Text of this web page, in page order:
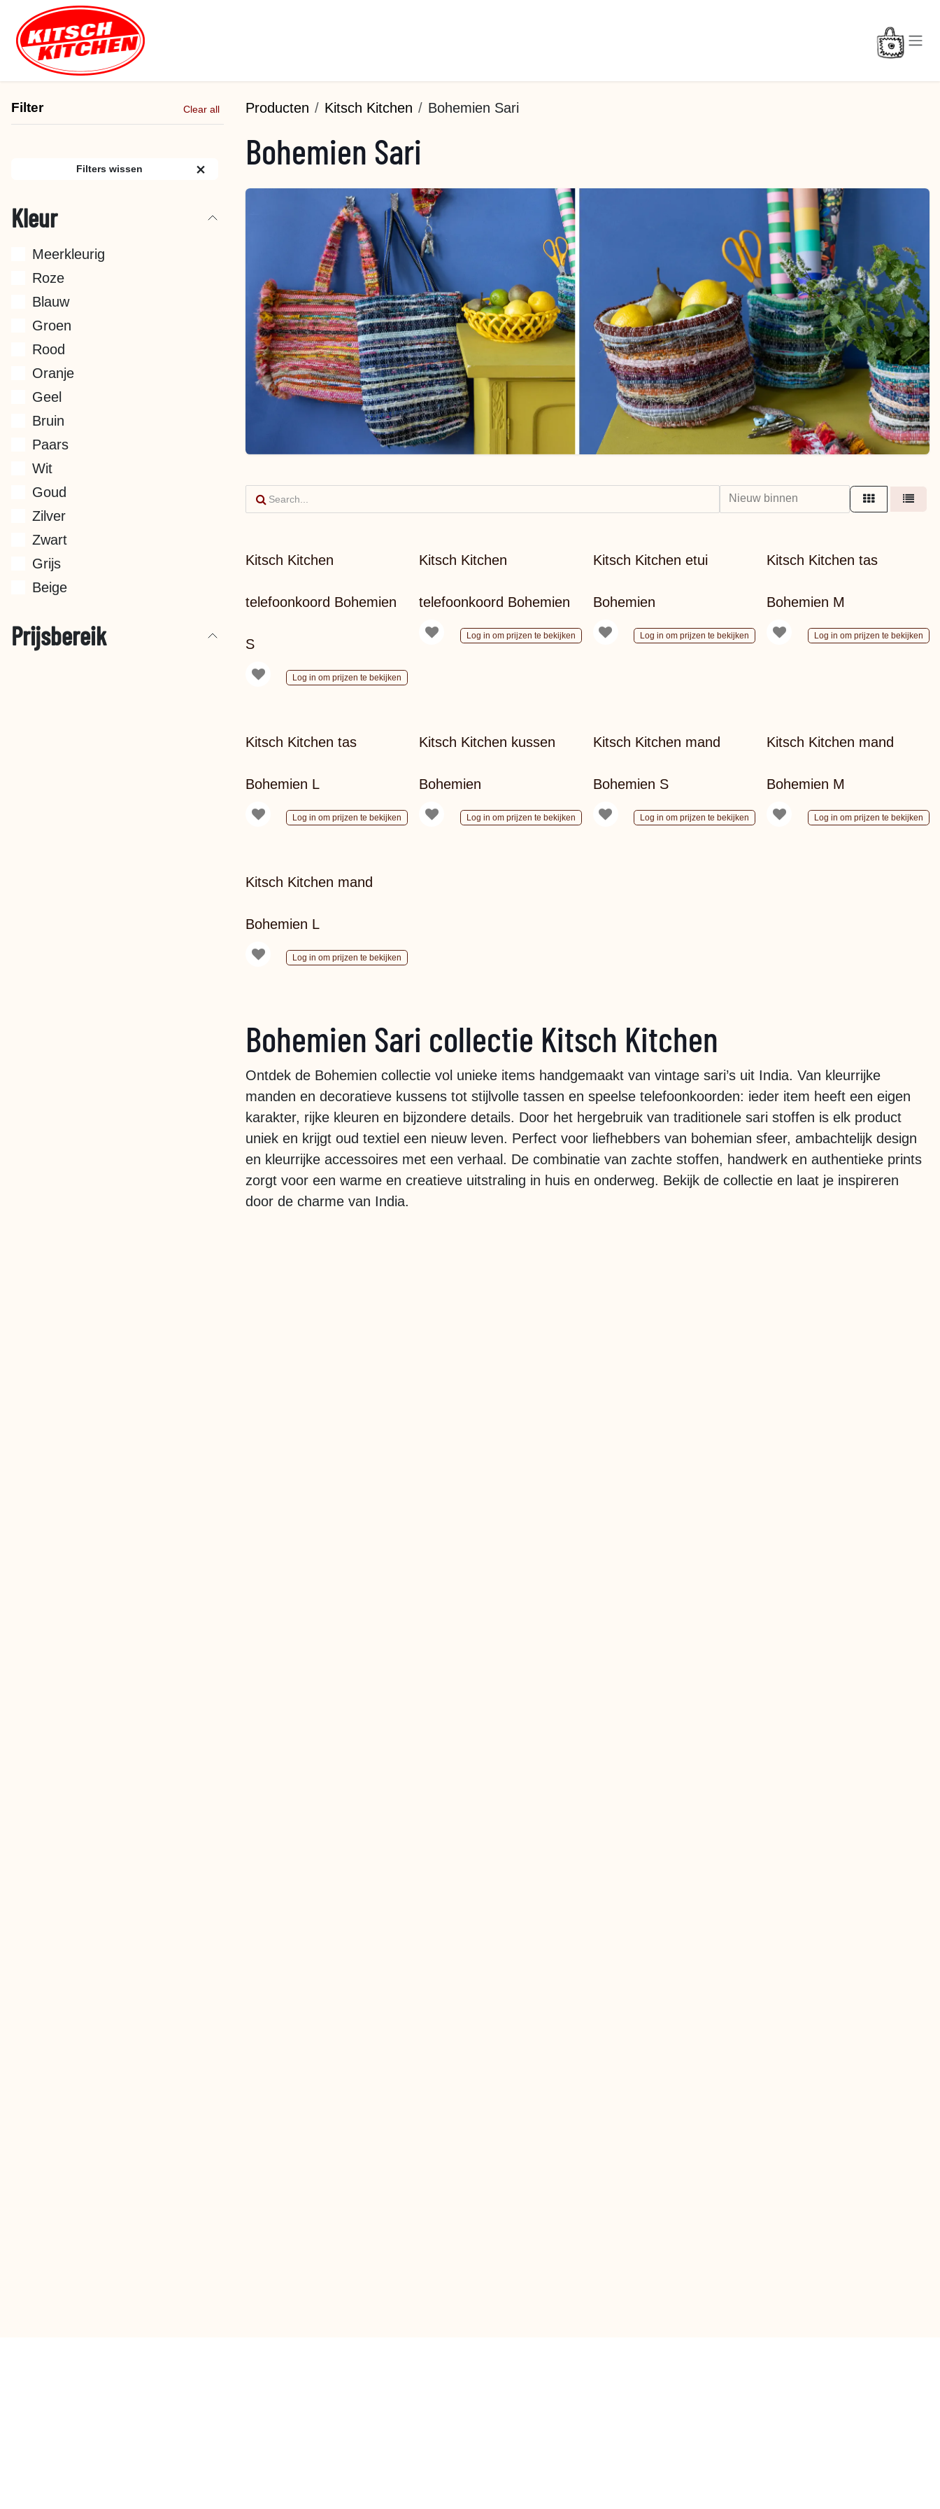
Overslaan naar inhoud
Filter Clear all
Filters wissen
Kleur
Meerkleurig
Roze
Blauw
Groen
Rood
Oranje
Geel
Bruin
Paars
Wit
Goud
Zilver
Zwart
Grijs
Beige
Prijsbereik
Producten Kitsch Kitchen Bohemien Sari
Bohemien Sari
Nieuw binnen
Kitsch Kitchen
telefoonkoord Bohemien
S
Log in om prijzen te bekijken
Kitsch Kitchen
telefoonkoord Bohemien
Log in om prijzen te bekijken
Kitsch Kitchen etui
Bohemien
Log in om prijzen te bekijken
Kitsch Kitchen tas
Bohemien M
Log in om prijzen te bekijken
Kitsch Kitchen tas
Bohemien L
Log in om prijzen te bekijken
Kitsch Kitchen kussen
Bohemien
Log in om prijzen te bekijken
Kitsch Kitchen mand
Bohemien S
Log in om prijzen te bekijken
Kitsch Kitchen mand
Bohemien M
Log in om prijzen te bekijken
Kitsch Kitchen mand
Bohemien L
Log in om prijzen te bekijken
Bohemien Sari collectie Kitsch Kitchen
Ontdek de Bohemien collectie vol unieke items handgemaakt van vintage sari’s uit India. Van kleurrijke
manden en decoratieve kussens tot stijlvolle tassen en speelse telefoonkoorden: ieder item heeft een eigen
karakter, rijke kleuren en bijzondere details. Door het hergebruik van traditionele sari stoffen is elk product
uniek en krijgt oud textiel een nieuw leven. Perfect voor liefhebbers van bohemian sfeer, ambachtelijk design
en kleurrijke accessoires met een verhaal. De combinatie van zachte stoffen, handwerk en authentieke prints
zorgt voor een warme en creatieve uitstraling in huis en onderweg. Bekijk de collectie en laat je inspireren
door de charme van India.